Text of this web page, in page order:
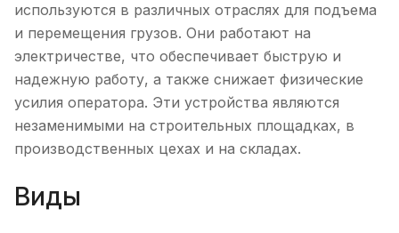
используются в различных отраслях для подъема
и перемещения грузов. Они работают на
электричестве, что обеспечивает быструю и
надежную работу, а также снижает физические
усилия оператора. Эти устройства являются
незаменимыми на строительных площадках, в
производственных цехах и на складах.
Виды